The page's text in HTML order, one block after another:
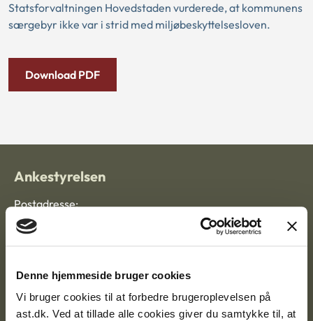
Denne hjemmeside bruger cookies
Vi bruger cookies til at forbedre brugeroplevelsen på
ast.dk. Ved at tillade alle cookies giver du samtykke til, at
Statsforvaltningen Hovedstaden vurderede, at kommunens
særgebyr ikke var i strid med miljøbeskyttelsesloven.
Download PDF
Ankestyrelsen
Postadresse:
Nytorv 7, 2. sal
Ankestyrelsen Aalborg